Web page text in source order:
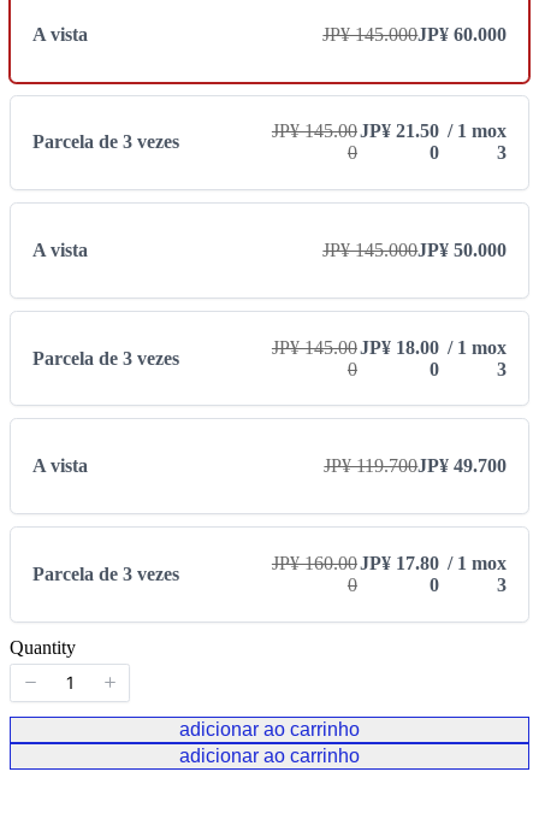
a
A vista JP¥ 145.000JP¥ 60.000
Parcela de 3 vezes
JP¥ 145.00
0
JP¥ 21.50
0
/ 1 mox
3
A vista JP¥ 145.000JP¥ 50.000
Parcela de 3 vezes
JP¥ 145.00
0
JP¥ 18.00
0
/ 1 mox
3
A vista JP¥ 119.700JP¥ 49.700
Parcela de 3 vezes
JP¥ 160.00
0
JP¥ 17.80
0
/ 1 mox
3
Quantity
adicionar ao carrinho
adicionar ao carrinho